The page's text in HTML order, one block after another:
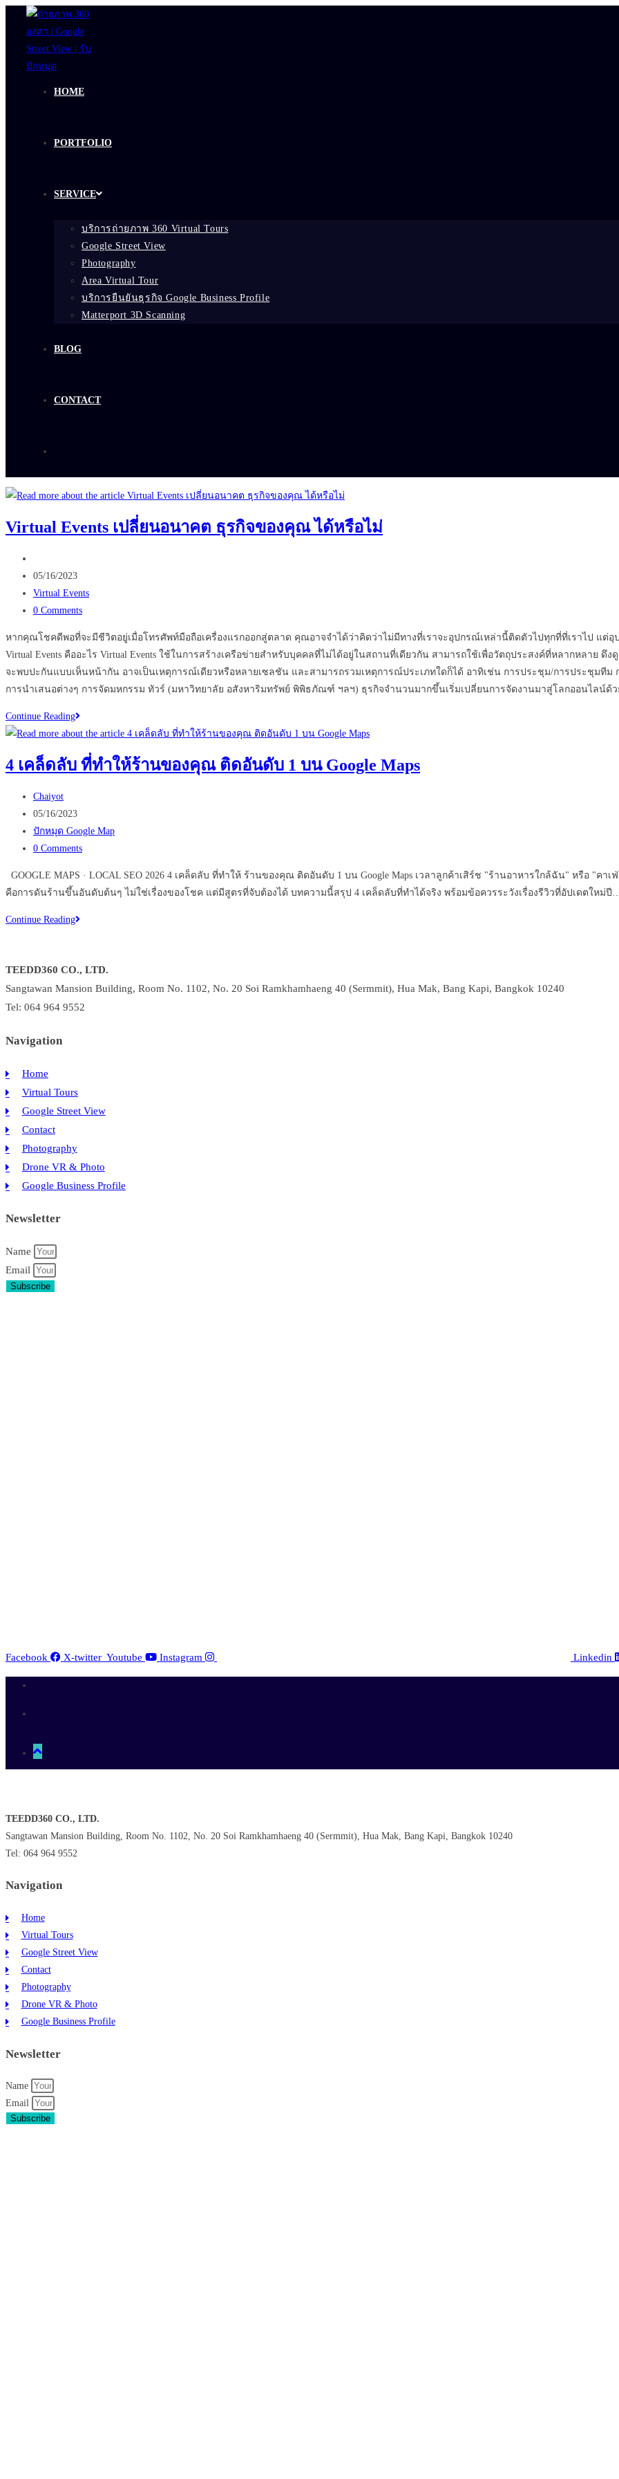
content
HOME
PORTFOLIO
SERVICE
บริการถ่ายภาพ 360 Virtual Tours
Google Street View
Photography
Area Virtual Tour
บริการยืนยันธุรกิจ Google Business Profile
Matterport 3D Scanning
BLOG
CONTACT
Virtual Events เปลี่ยนอนาคต ธุรกิจของคุณ ได้หรือไม่
author:
Post
published:
05/16/2023
Post
category:
Virtual Events
Post
0 Comments
หากคุณโชคดีพอที่จะมีชีวิตอยู่เมื่อโทรศัพท์มือถือเครื่องแรกออกสู่ตลาด คุณอาจจำได้ว่าคิดว่าไม่มีทางที่เราจะอุปกรณ์เหล่านี้ติดตัวไปทุกที่ที่เราไป แ
Virtual Events คืออะไร Virtual Events ใช้ในการสร้างเครือข่ายสำหรับบุคคลที่ไม่ได้อยู่ในสถานที่เดียวกัน สามารถใช้เพื่อวัตถุประสงค์ที่หลากหลาย
จะพบปะกันแบบเห็นหน้ากัน อาจเป็นเหตุการณ์เดียวหรือหลายเซลชัน และสามารถรวมเหตุการณ์ประเภทใดก็ได้ อาทิเช่น การประชุม/การประชุมที
การนำเสนอต่างๆ การจัดมหกรรม ทัวร์ (มหาวิทยาลัย อสังหาริมทรัพย์ พิพิธภัณฑ์ ฯลฯ) ธุรกิจจำนวนมากขึ้นเริ่มเปลี่ยนการจัดงานมาสู่โลกออนไลน์ด้
Continue ReadingVirtual
Events
เปลี่ยน
อนาคต
คุณ
ได้
หรือ
ไม่
4 เคล็ดลับ ที่ทำให้ร้านของคุณ ติดอันดับ 1 บน Google Maps
Post
author:
Chaiyot
Post
published:
05/16/2023
Post
category:
ปักหมุด Google Map
Post
0 Comments
GOOGLE MAPS · LOCAL SEO 2026 4 เคล็ดลับ ที่ทำให้ ร้านของคุณ ติดอันดับ 1 บน Google Maps เวลาลูกค้าเสิร์ช "ร้านอาหารใกล้ฉัน" หรือ
คือการดันร้านขึ้นอันดับต้นๆ ไม่ใช่เรื่องของโชค แต่มีสูตรที่จับต้องได้ บทความนี้สรุป 4 เคล็ดลับที่ทำได้จริง พร้อมข้อควรระวังเรื่องรีวิวที่อัปเดตใหม่ปี
Continue Reading4
ที่
ทำให้
ร้าน
1
บน
TEEDD360 CO., LTD.
Sangtawan Mansion Building, Room No. 1102, No. 20 Soi Ramkhamhaeng 40 (Sermmit), Hua Mak, Bang Kapi, Bangkok 10240
Tel: 064 964 9552
Navigation
Home
Virtual Tours
Google Street View
Contact
Photography
Drone VR & Photo
Google Business Profile
Newsletter
Name
Email
Subscribe
Facebook X-twitter Youtube Instagram Linkedin
TEEDD360 CO., LTD.
Sangtawan Mansion Building, Room No. 1102, No. 20 Soi Ramkhamhaeng 40 (Sermmit), Hua Mak, Bang Kapi, Bangkok 10240
Tel: 064 964 9552
Navigation
Home
Virtual Tours
Google Street View
Contact
Photography
Drone VR & Photo
Google Business Profile
Newsletter
Name
Email
Subscribe